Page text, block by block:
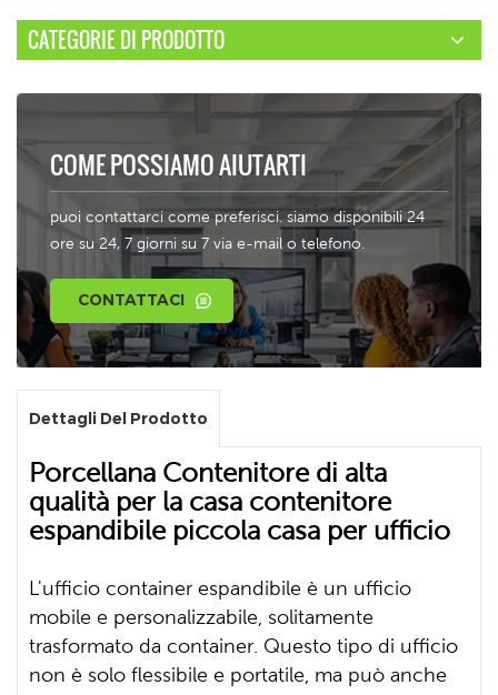
CATEGORIE DI PRODOTTO
COME POSSIAMO AIUTARTI
puoi contattarci come preferisci. siamo disponibili 24
ore su 24, 7 giorni su 7 via e-mail o telefono.
CONTATTACI
Dettagli Del Prodotto
Porcellana Contenitore di alta
qualità per la casa contenitore
espandibile piccola casa per ufficio
L'ufficio container espandibile è un ufficio
mobile e personalizzabile, solitamente
trasformato da container. Questo tipo di ufficio
non è solo flessibile e portatile, ma può anche